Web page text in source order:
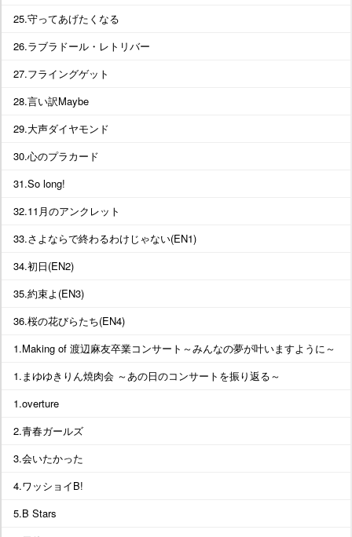
25.守ってあげたくなる
26.ラブラドール・レトリバー
27.フライングゲット
28.言い訳Maybe
29.大声ダイヤモンド
30.心のプラカード
31.So long!
32.11月のアンクレット
33.さよならで終わるわけじゃない(EN1)
34.初日(EN2)
35.約束よ(EN3)
36.桜の花びらたち(EN4)
1.Making of 渡辺麻友卒業コンサート～みんなの夢が叶いますように～
1.まゆゆきりん焼肉会 ～あの日のコンサートを振り返る～
1.overture
2.青春ガールズ
3.会いたかった
4.ワッショイB!
5.B Stars